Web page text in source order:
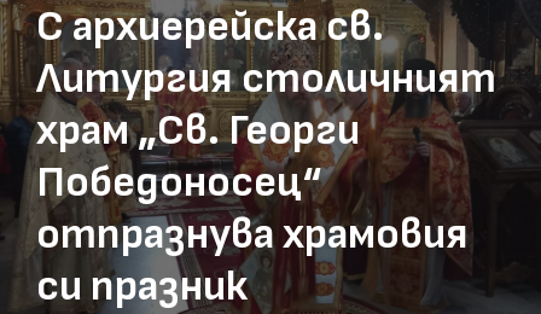
С архиерейска св.
Литургия столичният
храм „Св. Георги
Победоносец“
отпразнува храмовия
си празник